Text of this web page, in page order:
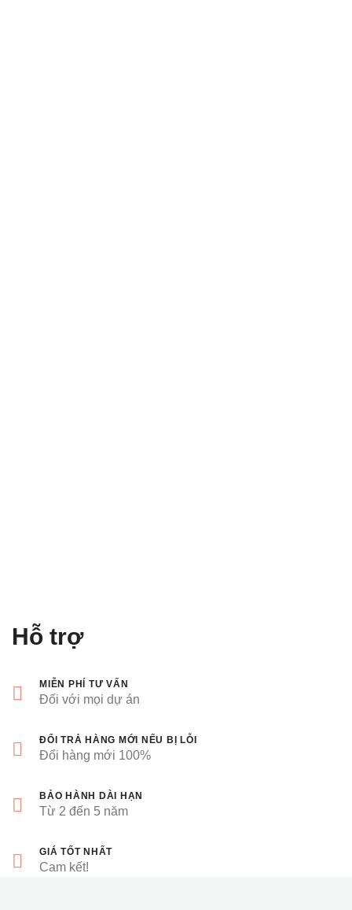
Hỗ trợ
MIỄN PHÍ TƯ VẤN
Đối với mọi dự án
ĐỔI TRẢ HÀNG MỚI NẾU BỊ LỖI
Đổi hàng mới 100%
BẢO HÀNH DÀI HẠN
Từ 2 đến 5 năm
GIÁ TỐT NHẤT
Cam kết!